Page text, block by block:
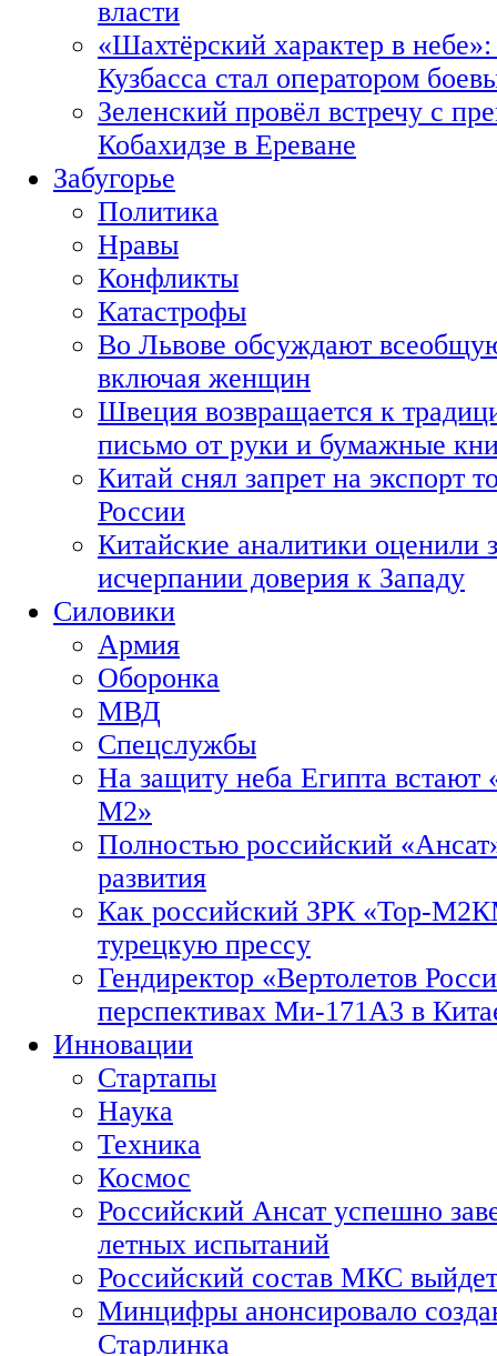
власти
«Шахтёрский характер в
Кузбасса стал оператором
Зеленский провёл встречу с
Кобахидзе в Ереване
Забугорье
Политика
Нравы
Конфликты
Катастрофы
Во Львове обсуждают
включая женщин
Швеция возвращается к
письмо от руки и бумажные
Китай снял запрет на экспорт
России
Китайские аналитики оценили
исчерпании доверия к Западу
Силовики
Армия
Оборонка
МВД
Спецслужбы
На защиту неба Египта встают
М2»
Полностью российский
развития
Как российский ЗРК «Тор-
турецкую прессу
Гендиректор «Вертолетов
перспективах Ми-171А3 в
Инновации
Стартапы
Наука
Техника
Космос
Российский Ансат успешно
летных испытаний
Российский состав МКС
Минцифры анонсировало
Старлинка